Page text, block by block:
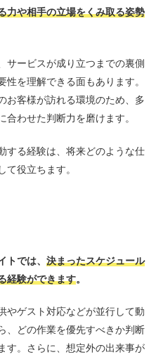
力や相手の立場をくみ取る姿勢
サービスが成り立つまでの裏側
を理解できる面もあります。
お客様が訪れる環境のため、多
わせた判断力を磨けます。
する経験は、将来どのような仕
役立ちます。
トでは、 決まったスケジュール
経験ができます。
やゲスト対応などが並行して動
、どの作業を優先すべきか判断
す。さらに、想定外の出来事が